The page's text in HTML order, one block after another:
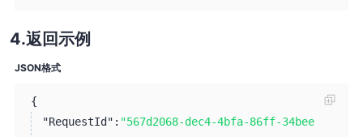
返回示例
JSON格式
{
"RequestId": "567d2068-dec4-4bfa-86ff-34bee